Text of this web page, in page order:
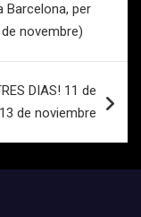
Barcelona, per
novembre)
DIAS! 11 de
de noviembre